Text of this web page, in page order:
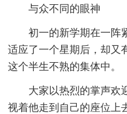
与众不同的眼神
初一的新学期在一阵
适应了一个星期后，却又
这个半生不熟的集体中。
大家以热烈的掌声欢
视着他走到自己的座位上